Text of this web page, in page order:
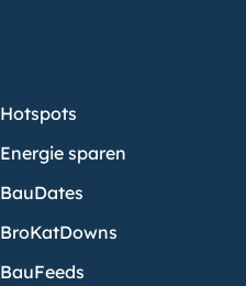
Hotspots
Energie sparen
BauDates
BroKatDowns
BauFeeds